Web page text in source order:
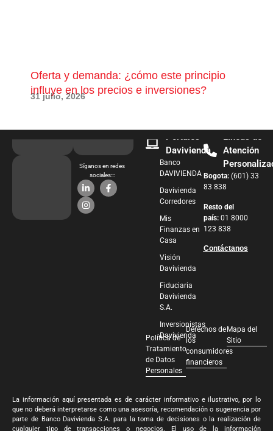
Oferta y demanda: ¿cómo este principio
influye en los precios e inversiones?
31 julio, 2026
Síganos en redes
sociales:::
Portales
Davivienda
Banco
DAVIVIENDA
Davivienda
Corredores
Mis
Finanzas en
Casa
Visión
Davivienda
Fiduciaria
Davivienda
S.A.
Inversionistas
Davivienda
Líneas de
Atención
Bogota: (601) 33
83 838
Resto del
país: 01 8000
123 838
Contáctanos
Política de
Tratamiento
de Datos
Personales
Derechos de
los
consumidores
financieros
Mapa del
Sitio
La información aquí presentada es de carácter informativo e ilustrativo, por lo
que no deberá interpretarse como una asesoría, recomendación o sugerencia por
parte de Banco Davivienda S.A. para la toma de decisiones o la realización de
cualquier tipo de transacciones o negocios. El uso de la información